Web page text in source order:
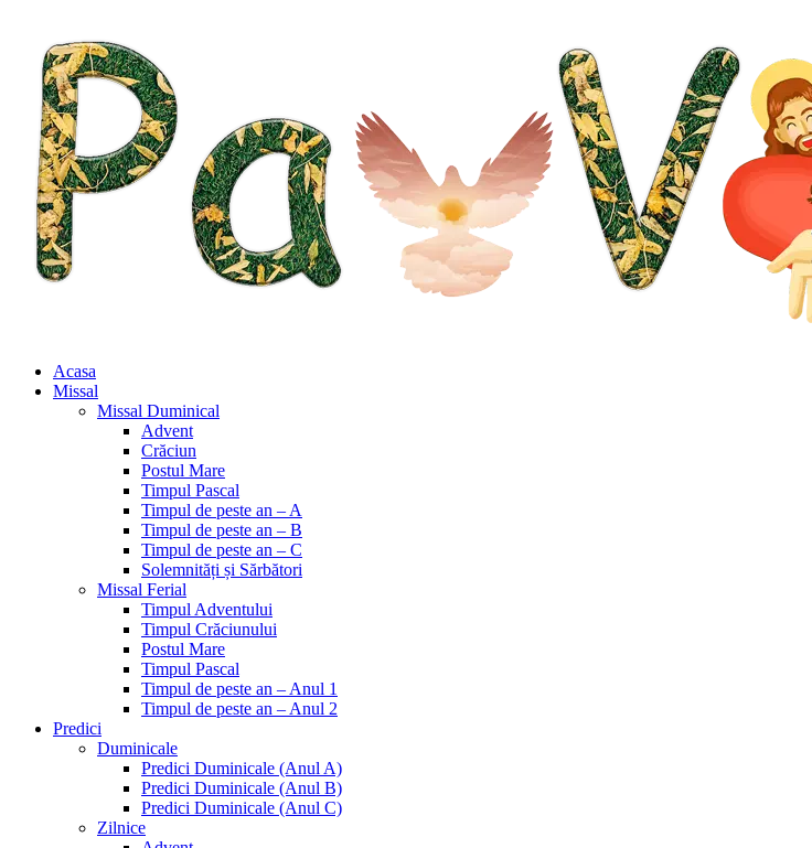
Acasa
Missal
Missal Duminical
Advent
Crăciun
Postul Mare
Timpul Pascal
Timpul de peste an – A
Timpul de peste an – B
Timpul de peste an – C
Solemnități și Sărbători
Missal Ferial
Timpul Adventului
Timpul Crăciunului
Postul Mare
Timpul Pascal
Timpul de peste an – Anul 1
Timpul de peste an – Anul 2
Predici
Duminicale
Predici Duminicale (Anul A)
Predici Duminicale (Anul B)
Predici Duminicale (Anul C)
Zilnice